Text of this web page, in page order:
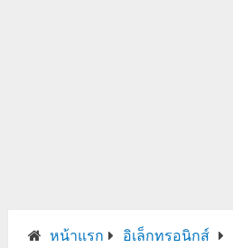
หน้าแรก อิเล็กทรอนิกส์